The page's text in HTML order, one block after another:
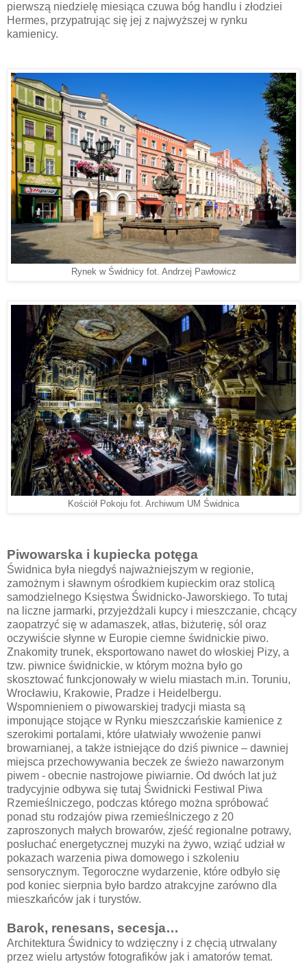
pierwszą niedzielę miesiąca czuwa bóg handlu i złodziei
Hermes, przypatrując się jej z najwyższej w rynku
kamienicy.
Rynek w Świdnicy fot. Andrzej Pawłowicz
Kościół Pokoju fot. Archiwum UM Świdnica
Piwowarska i kupiecka potęga
Świdnica była niegdyś najważniejszym w regionie,
zamożnym i sławnym ośrodkiem kupieckim oraz stolicą
samodzielnego Księstwa Świdnicko-Jaworskiego. To tutaj
na liczne jarmarki, przyjeżdżali kupcy i mieszczanie, chcący
zaopatrzyć się w adamaszek, atłas, biżuterię, sól oraz
oczywiście słynne w Europie ciemne świdnickie piwo.
Znakomity trunek, eksportowano nawet do włoskiej Pizy, a
tzw. piwnice świdnickie, w którym można było go
skosztować funkcjonowały w wielu miastach m.in. Toruniu,
Wrocławiu, Krakowie, Pradze i Heidelbergu.
Wspomnieniem o piwowarskiej tradycji miasta są
imponujące stojące w Rynku mieszczańskie kamienice z
szerokimi portalami, które ułatwiały wwożenie panwi
browarnianej, a także istniejące do dziś piwnice – dawniej
miejsca przechowywania beczek ze świeżo nawarzonym
piwem - obecnie nastrojowe piwiarnie. Od dwóch lat już
tradycyjnie odbywa się tutaj Świdnicki Festiwal Piwa
Rzemieślniczego, podczas którego można spróbować
ponad stu rodzajów piwa rzemieślniczego z 20
zaproszonych małych browarów, zjeść regionalne potrawy,
posłuchać energetycznej muzyki na żywo, wziąć udział w
pokazach warzenia piwa domowego i szkoleniu
sensorycznym. Tegoroczne wydarzenie, które odbyło się
pod koniec sierpnia było bardzo atrakcyjne zarówno dla
mieszkańców jak i turystów.
Barok, renesans, secesja…
Architektura Świdnicy to wdzięczny i z chęcią utrwalany
przez wielu artystów fotografików jak i amatorów temat.